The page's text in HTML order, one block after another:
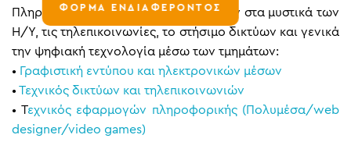
ΦΟΡΜΑ ΕΝΔΙΑΦΕΡΟΝΤΟΣ
Πληροφορικής και θέλουν να μυηθούν στα μυστικά των
Η/Υ, τις τηλεπικοινωνίες, το στήσιμο δικτύων και γενικά
την ψηφιακή τεχνολογία μέσω των τμημάτων:
• Γραφιστική εντύπου και ηλεκτρονικών μέσων
• Τεχνικός δικτύων και τηλεπικοινωνιών
• Τεχνικός εφαρμογών πληροφορικής (Πολυμέσα/web
designer/video games)